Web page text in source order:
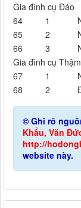
Gia đình cụ Đáo
64
1
65
2
66
3
Gia đình cụ Thậm
67
1
68
2
© Ghi rõ
Khẩu, Văn
http://
website này.